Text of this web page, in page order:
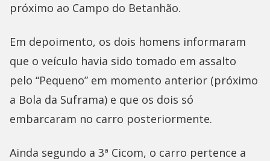
próximo ao Campo do Betanhão.
Em depoimento, os dois homens informaram
que o veículo havia sido tomado em assalto
pelo “Pequeno” em momento anterior (próximo
a Bola da Suframa) e que os dois só
embarcaram no carro posteriormente.
Ainda segundo a 3ª Cicom, o carro pertence a